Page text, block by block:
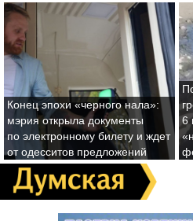
Конец эпохи «черного нала»:
мэрия открыла документы
по электронному билету и ждет
от одесситов предложений
6